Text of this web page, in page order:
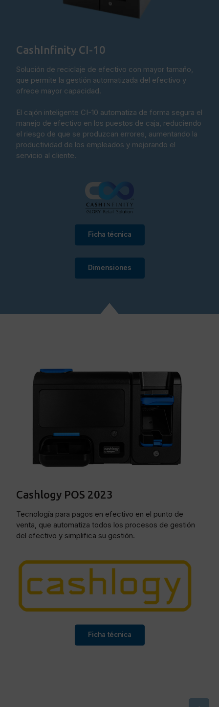
CashInfinity CI-10
Solución de reciclaje de efectivo con mayor tamaño,
que permite la gestión automatizada del efectivo y
ofrece mayor capacidad.
El cajón inteligente CI-10 automatiza de forma segura el
manejo de efectivo en los puestos de caja, reduciendo
el riesgo de que se produzcan errores, aumentando la
productividad de los empleados y mejorando el
servicio al cliente.
Ficha técnica
Dimensiones
Cashlogy POS 2023
Tecnología para pagos en efectivo en el punto de
venta, que automatiza todos los procesos de gestión
del efectivo y simplifica su gestión.
Ficha técnica